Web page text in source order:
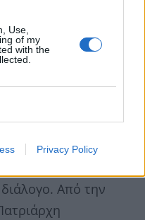
Use,
of my
with the
Privacy Policy
Από την